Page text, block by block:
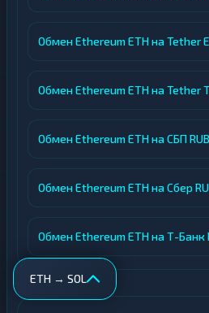
Обмен Ethereum ETH на Tether
Обмен Ethereum ETH на Tether
Обмен Ethereum ETH на СБП RUB
Обмен Ethereum ETH на Сбер
Обмен Ethereum ETH на Т-Банк
ETH → SOL